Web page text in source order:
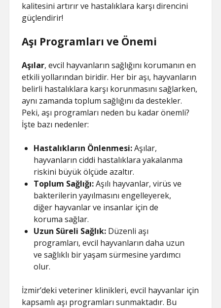
kalitesini artırır ve hastalıklara karşı direncini
güçlendirir!
Aşı Programları ve Önemi
Aşılar, evcil hayvanların sağlığını korumanın en
etkili yollarından biridir. Her bir aşı, hayvanların
belirli hastalıklara karşı korunmasını sağlarken,
aynı zamanda toplum sağlığını da destekler.
Peki, aşı programları neden bu kadar önemli?
İşte bazı nedenler:
Hastalıkların Önlenmesi:Aşılar,
hayvanların ciddi hastalıklara yakalanma
riskini büyük ölçüde azaltır.
Toplum Sağlığı:Aşılı hayvanlar, virüs ve
bakterilerin yayılmasını engelleyerek,
diğer hayvanlar ve insanlar için de
koruma sağlar.
Uzun Süreli Sağlık: Düzenli aşı
programları, evcil hayvanların daha uzun
ve sağlıklı bir yaşam sürmesine yardımcı
olur.
İzmir’deki veteriner klinikleri, evcil hayvanlar için
kapsamlı aşı programları sunmaktadır. Bu